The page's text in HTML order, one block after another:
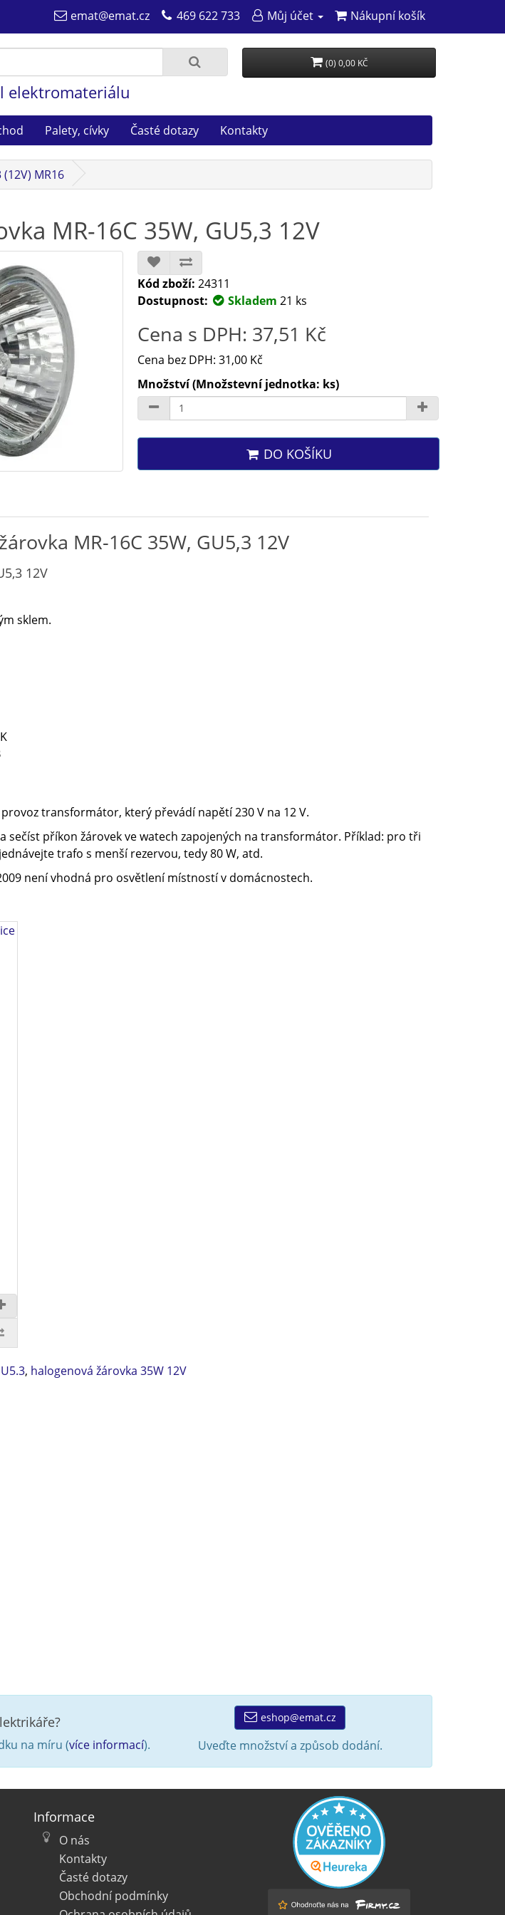
emat@emat.cz 469 622 733 Můj účet Nákupní košík
elektromateriálu
(0) 0,00 KČ
Palety, cívky Časté dotazy Kontakty
MR16
MR-16C 35W, GU5,3 12V
Kód zboží: 24311
Dostupnost:
Skladem 21 ks
Cena s DPH: 37,51 Kč
Cena bez DPH: 31,00 Kč
Množství (Množstevní jednotka: ks)
DO KOŠÍKU
MR-16C 35W, GU5,3 12V
12V
sklem.
transformátor, který převádí napětí 230 V na 12 V.
sečíst příkon žárovek ve watech zapojených na transformátor. Příklad: pro tři
trafo s menší rezervou, tedy 80 W, atd.
není vhodná pro osvětlení místností v domácnostech.
, halogenová žárovka 35W 12V
na míru (více informací).
eshop@emat.cz
Uveďte množství a způsob dodání.
Informace
O nás
Kontakty
Časté dotazy
Obchodní podmínky